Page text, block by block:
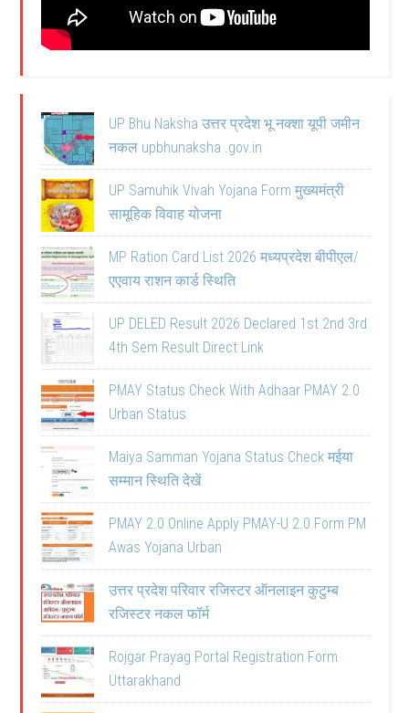
UP Bhu Naksha उत्तर प्रदेश भू नक्शा यूपी जमीन
नकल upbhunaksha .gov.in
UP Samuhik Vivah Yojana Form मुख्यमंत्री
सामूहिक विवाह योजना
MP Ration Card List 2026 मध्यप्रदेश बीपीएल/
एएवाय राशन कार्ड स्थिति
UP DELED Result 2026 Declared 1st 2nd 3rd
4th Sem Result Direct Link
PMAY Status Check With Adhaar PMAY 2.0
Urban Status
Maiya Samman Yojana Status Check मईया
सम्मान स्थिति देखें
PMAY 2.0 Online Apply PMAY-U 2.0 Form PM
Awas Yojana Urban
उत्तर प्रदेश परिवार रजिस्टर ऑनलाइन कुटुम्ब
रजिस्टर नकल फॉर्म
Rojgar Prayag Portal Registration Form
Uttarakhand